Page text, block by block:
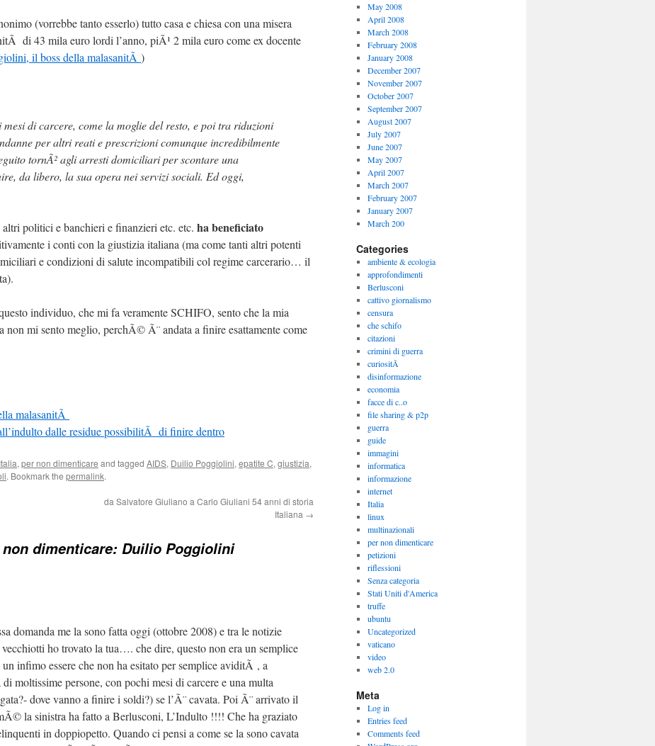
(vorrebbe tanto esserlo) tutto casa e chiesa con una misera
di 43 mila euro lordi l’anno, piÃ¹ 2 mila euro come ex docente
il boss della malasanitÃ )
di carcere, come la moglie del resto, e poi tra riduzioni
per altri reati e prescrizioni comunque incredibilmente
tornÃ² agli arresti domiciliari per scontare una
da libero, la sua opera nei servizi sociali. Ed oggi,
politici e banchieri e finanzieri etc. etc. ha beneficiato
i conti con la giustizia italiana (ma come tanti altri potenti
e condizioni di salute incompatibili col regime carcerario… il
individuo, che mi fa veramente SCHIFO, sento che la mia
non mi sento meglio, perchÃ© Ã¨ andata a finire esattamente come
malasanitÃ
dalle residue possibilitÃ di finire dentro
Italia, per non dimenticare and tagged AIDS, Duilio Poggiolini, epatite C, giustizia,
. Bookmark the permalink.
da Salvatore Giuliano a Carlo Giuliani 54 anni di storia
Italiana →
dimenticare: Duilio Poggiolini
domanda me la sono fatta oggi (ottobre 2008) e tra le notizie
ho trovato la tua…. che dire, questo non era un semplice
infimo essere che non ha esitato per semplice aviditÃ , a
di moltissime persone, con pochi mesi di carcere e una multa
dove vanno a finire i soldi?) se l’Ã¨ cavata. Poi Ã¨ arrivato il
la sinistra ha fatto a Berlusconi, L’Indulto !!!! Che ha graziato
in doppiopetto. Quando ci pensi a come se la sono cavata
May 2008
April 2008
March 2008
February 2008
January 2008
December 2007
November 2007
October 2007
September 2007
August 2007
July 2007
June 2007
May 2007
April 2007
March 2007
February 2007
January 2007
March 200
Categories
ambiente & ecologia
approfondimenti
Berlusconi
cattivo giornalismo
censura
che schifo
citazioni
crimini di guerra
curiositÃ
disinformazione
economia
facce di c..o
file sharing & p2p
guerra
guide
immagini
informatica
informazione
internet
Italia
linux
multinazionali
per non dimenticare
petizioni
riflessioni
Senza categoria
Stati Uniti d'America
truffe
ubuntu
Uncategorized
vaticano
video
web 2.0
Meta
Log in
Entries feed
Comments feed